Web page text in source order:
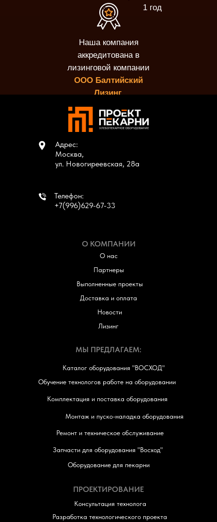
Наша компания
аккредитована в
лизинговой компании
ООО Балтийский
Лизинг.
1 год
Адрес:
Москва,
ул. Новогиреевская, 28а
Телефон:
+7(996)629-67-33
О КОМПАНИИ
О нас
Партнеры
Выполненные проекты
Новости
Доставка и оплата
Лизинг
МЫ ПРЕДЛАГАЕМ:
Каталог оборудования "ВОСХОД"
Разработка технологического проекта
Комплектация и поставка оборудования
Монтаж и пуско-наладка оборудования
Обучение технологов работе на оборудовании
Ремонт и техническое обслуживание
Запчасти для оборудования "Восход"
ПРОЕКТИРОВАНИЕ
Консультация технолога
Оборудование для пекарни